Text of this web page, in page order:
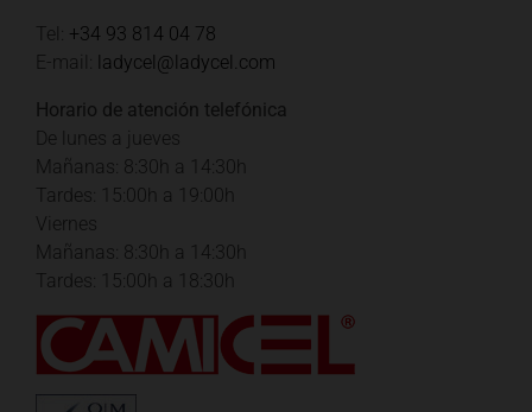
Tel: +34 93 814 04 78
E-mail: ladycel@ladycel.com
Horario de atención telefónica
De lunes a jueves
Mañanas: 8:30h a 14:30h
Tardes: 15:00h a 19:00h
Viernes
Mañanas: 8:30h a 14:30h
Tardes: 15:00h a 18:30h